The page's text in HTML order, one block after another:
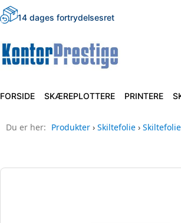
14 dages fortrydelsesret
FORSIDE SKÆREPLOTTERE PRINTERE
Du er her: Produkter › Skiltefolie ›